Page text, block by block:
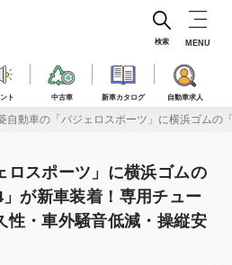
ト 中古車 新車カタログ 自動車求人
検索 MENU
自動車の「パジェロスポーツ」に横浜ゴムの
ロスポーツ」に横浜ゴムの
が新車装着！専用チュー
性・車外騒音低減・操縦安